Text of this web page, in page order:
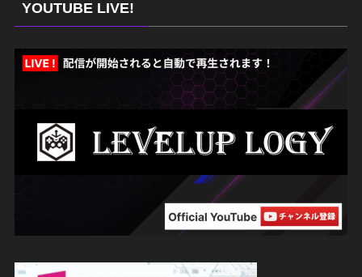
YOUTUBE LIVE!